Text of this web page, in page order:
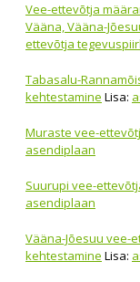
Vee-ettevõtja
Vääna, Vääna-
ettevõtja
Tabasalu-
kehtestamine Lisa:
Muraste vee-
asendiplaan
Suurupi vee-
asendiplaan
Vääna-Jõesuu vee-
kehtestamine Lisa: